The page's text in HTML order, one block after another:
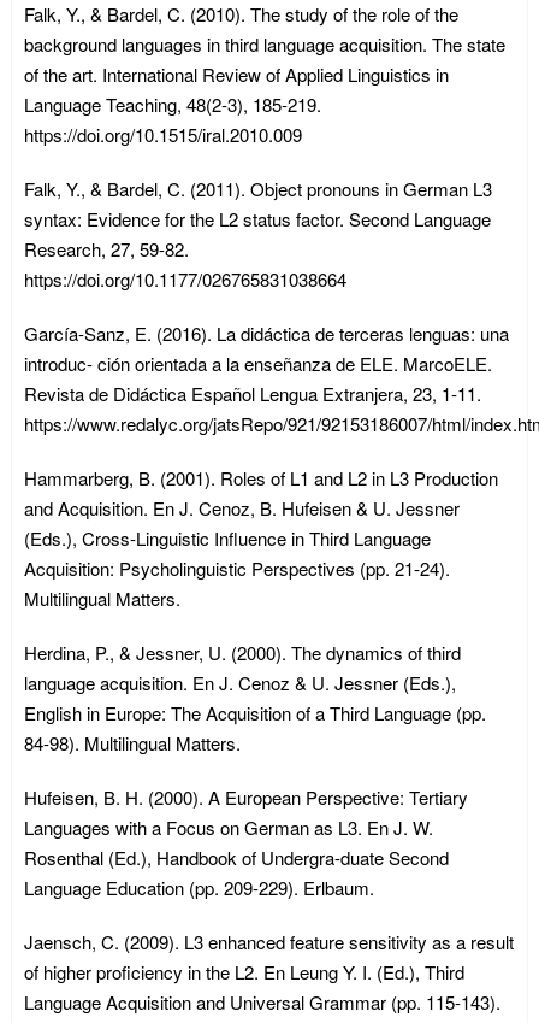
Falk, Y., & Bardel, C. (2010). The study of the role of the
background languages in third language acquisition. The state
of the art. International Review of Applied Linguistics in
Language Teaching, 48(2-3), 185-219.
https://doi.org/10.1515/iral.2010.009
Falk, Y., & Bardel, C. (2011). Object pronouns in German L3
syntax: Evidence for the L2 status factor. Second Language
Research, 27, 59-82.
https://doi.org/10.1177/026765831038664
García-Sanz, E. (2016). La didáctica de terceras lenguas: una
introduc- ción orientada a la enseñanza de ELE. MarcoELE.
Revista de Didáctica Español Lengua Extranjera, 23, 1-11.
https://www.redalyc.org/jatsRepo/921/92153186007/html/
Hammarberg, B. (2001). Roles of L1 and L2 in L3 Production
and Acquisition. En J. Cenoz, B. Hufeisen & U. Jessner
(Eds.), Cross-Linguistic Influence in Third Language
Acquisition: Psycholinguistic Perspectives (pp. 21-24).
Multilingual Matters.
Herdina, P., & Jessner, U. (2000). The dynamics of third
language acquisition. En J. Cenoz & U. Jessner (Eds.),
English in Europe: The Acquisition of a Third Language (pp.
84-98). Multilingual Matters.
Hufeisen, B. H. (2000). A European Perspective: Tertiary
Languages with a Focus on German as L3. En J. W.
Rosenthal (Ed.), Handbook of Undergra-duate Second
Language Education (pp. 209-229). Erlbaum.
Jaensch, C. (2009). L3 enhanced feature sensitivity as a result
of higher proficiency in the L2. En Leung Y. I. (Ed.), Third
Language Acquisition and Universal Grammar (pp. 115-143).